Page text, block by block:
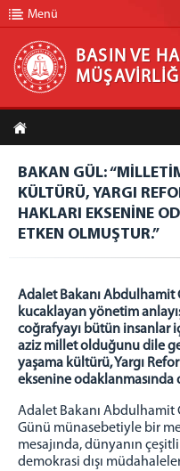
BASIN VE HALKLA
ANA SAYFA
MÜŞAVİRLİĞİMİZ
HABER ARŞİVİ
BÜLTEN
İLETİŞİM
Menü
BASIN VE
BAKAN GÜL:
KÜLTÜRÜ, YARGI
HAKLARI EKSENİNE
ETKEN OLMUŞTUR.”
Adalet Bakanı
kucaklayan yönetim
coğrafyayı bütün insanlar
aziz millet olduğunu dile
yaşama kültürü, Yargı
eksenine odaklanmasında
Adalet Bakanı Abdulhamit
Günü münasebetiyle bir
mesajında, dünyanın
demokrasi dışı